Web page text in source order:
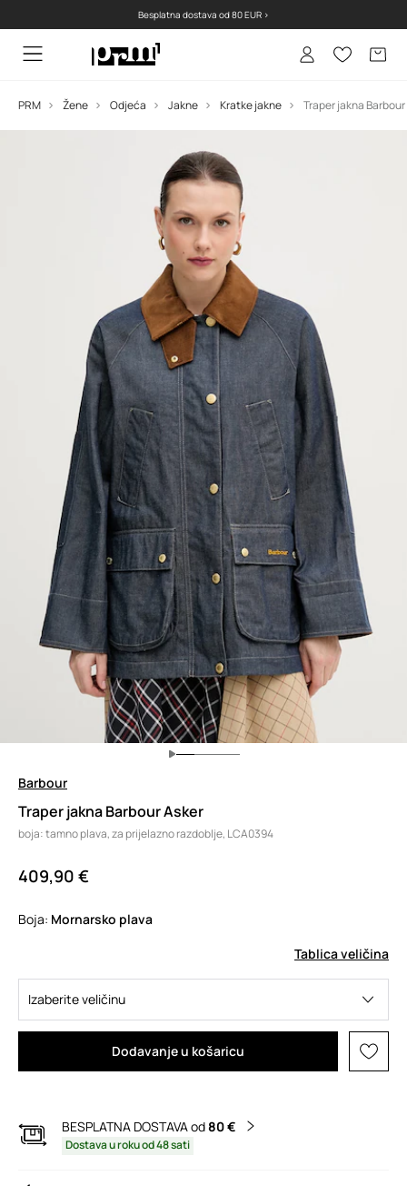
Besplatna dostava od 80 EUR >
PRM Žene Odjeća Jakne Kratke jakne Traper jakna
Barbour
Traper jakna Barbour Asker
boja: tamno plava, za prijelazno razdoblje, LCA0394
409,90 €
Boja:
mornarsko plava
Tablica veličina
Izaberite veličinu
Dodavanje u košaricu
BESPLATNA DOSTAVA od80 €
Dostava u roku od 48 sati